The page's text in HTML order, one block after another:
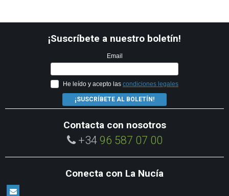
¡Suscríbete a nuestro boletín!
Email
He leído y acepto las condiciones legales
¡SUSCRÍBETE AL BOLETÍN!
Contacta con nosotros
+34 96 587 07 00
Conecta con La Nucía